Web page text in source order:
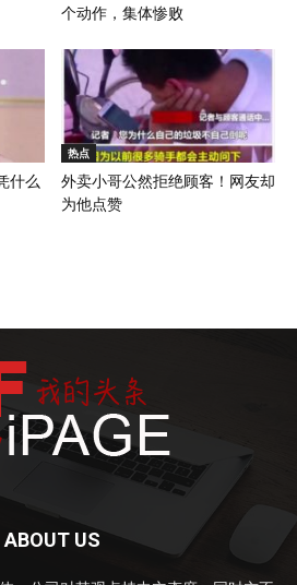
个动作，集体惨败
什么
热点
外卖小哥公然拒绝顾客！网友却
为他点赞
ABOUT US